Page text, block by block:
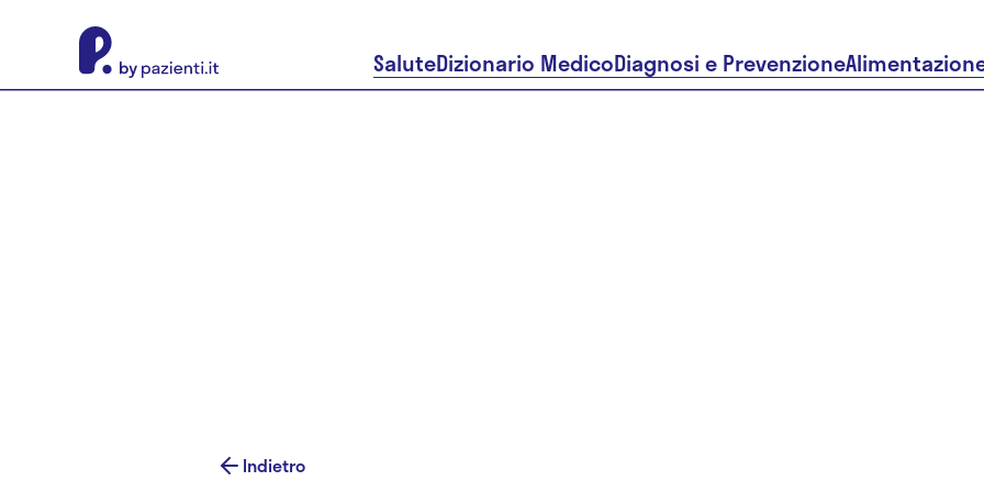
SaluteDizionario MedicoDiagnosi e Prevenzione
Indietro